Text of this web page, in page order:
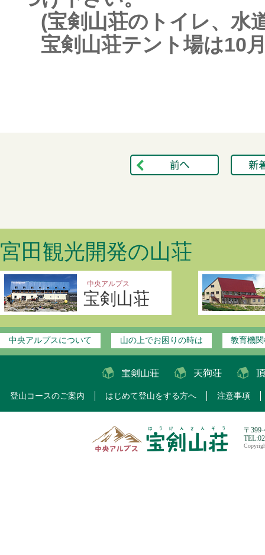
(宝剣山荘のトイレ、水
宝剣山荘テント場は10
宮田観光開発の山荘
中央アルプス
宝剣山荘
中央アルプスについて 山の上でお困りの時は 教育機
登山コースのご案内 はじめて登山をする方へ 注意事項
〒